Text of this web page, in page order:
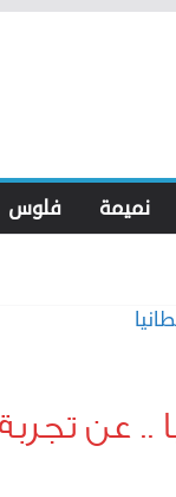
نميمة فلوس
عن